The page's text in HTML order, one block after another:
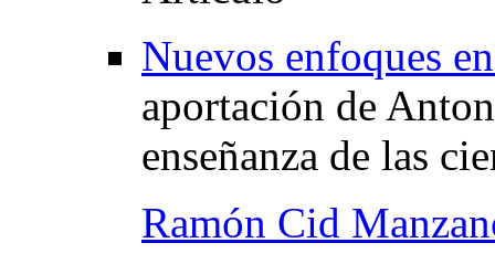
Nuevos enfoques
aportación de
enseñanza de las
Ramón Cid